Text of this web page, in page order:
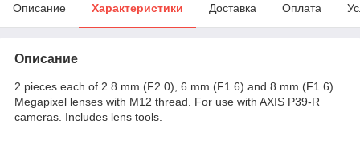
Описание Характеристики Доставка Оплата
Описание
2 pieces each of 2.8 mm (F2.0), 6 mm (F1.6) and 8 mm (F1.6)
Megapixel lenses with M12 thread. For use with AXIS P39-R
cameras. Includes lens tools.